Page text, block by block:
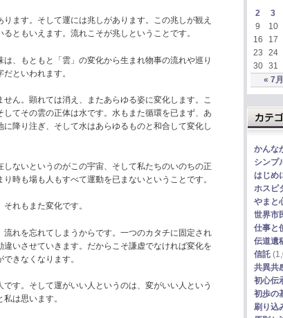
ります。そして運には兆しがあります。この兆しが観え
ともいえます。流れこそが兆しということです。
は、もともと「雲」の変化から生まれ物事の流れや巡り
といわれます。
せん。顕れては消え、またあらゆる姿に変化します。こ
てその雲の正体は水です。水もまた循環を已まず、あ
に降り注ぎ、そして水はあらゆるものと和合して変化し
ないというのがこの宇宙、そして私たちのいのちの正
時も場も人もすべて運動を已まないということです。
れもまた変化です。
流れを忘れてしまうからです。一つのカタチに固定され
いさせていきます。だからこそ謙虚でなければ変化を
きなくなります。
す。そして運がいい人というのは、変がいい人という
は思います。
« 7月
2
3
9
10
16
17
23
24
30
31
かんな
シンプ
はじめ
ホスピ
やまと
世界市
仕事と
伝道遺
信託
共異共
初心伝
初歩の
刷り込